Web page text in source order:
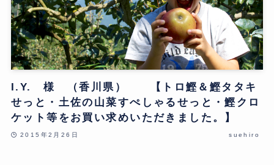
I.Y. 様 （香川県） 【トロ鰹＆鰹タタキ
せっと・土佐の山菜すぺしゃるせっと・鰹クロ
ケット等をお買い求めいただきました。】
2015年2月26日 suehiro